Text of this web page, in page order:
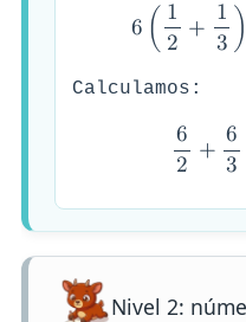
6 ( 1
2 + 1
3 )
Calculamos:
6
2 + 6
3
Nivel 2: